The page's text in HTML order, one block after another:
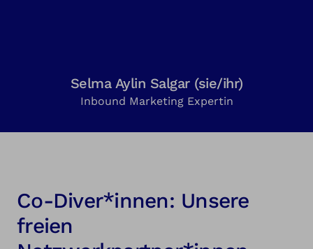
Selma Aylin Salgar (sie/ihr)
Inbound Marketing Expertin
Co-Diver*innen: Unsere
freien